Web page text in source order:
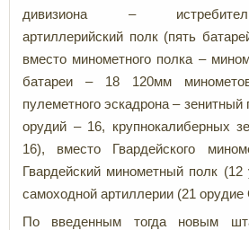
дивизиона –
артиллерийский полк (пять
вместо минометного полка –
батареи – 18 120мм
пулеметного эскадрона –
орудий – 16, крупнокалиберных
16), вместо Гвардейского
Гвардейский минометный полк
самоходной артиллерии (21
По введенным тогда новым